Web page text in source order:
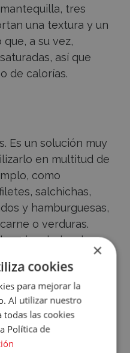
tres
una textura y un
a su vez,
así que
de calorías.
Es un solución muy
en multitud de
como
salchichas,
y hamburguesas,
o verduras.
pinceladas de
×
cookies
para mejorar la
Al utilizar nuestro
todas las cookies
Política de